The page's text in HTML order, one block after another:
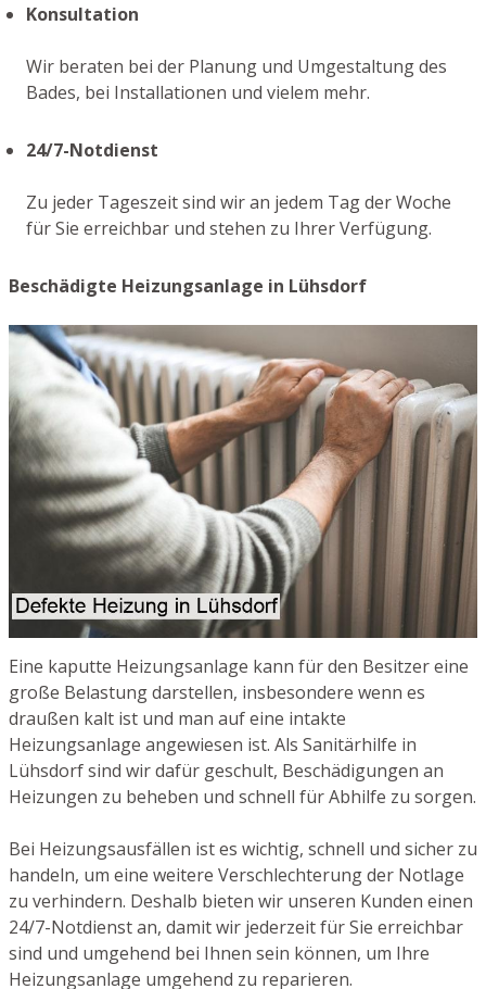
Konsultation
Wir beraten bei der Planung und Umgestaltung des
Bades, bei Installationen und vielem mehr.
24/7-Notdienst
Zu jeder Tageszeit sind wir an jedem Tag der Woche
für Sie erreichbar und stehen zu Ihrer Verfügung.
Beschädigte Heizungsanlage in Lühsdorf
Eine kaputte Heizungsanlage kann für den Besitzer eine
große Belastung darstellen, insbesondere wenn es
draußen kalt ist und man auf eine intakte
Heizungsanlage angewiesen ist. Als Sanitärhilfe in
Lühsdorf sind wir dafür geschult, Beschädigungen an
Heizungen zu beheben und schnell für Abhilfe zu sorgen.
Bei Heizungsausfällen ist es wichtig, schnell und sicher zu
handeln, um eine weitere Verschlechterung der Notlage
zu verhindern. Deshalb bieten wir unseren Kunden einen
24/7-Notdienst an, damit wir jederzeit für Sie erreichbar
sind und umgehend bei Ihnen sein können, um Ihre
Heizungsanlage umgehend zu reparieren.